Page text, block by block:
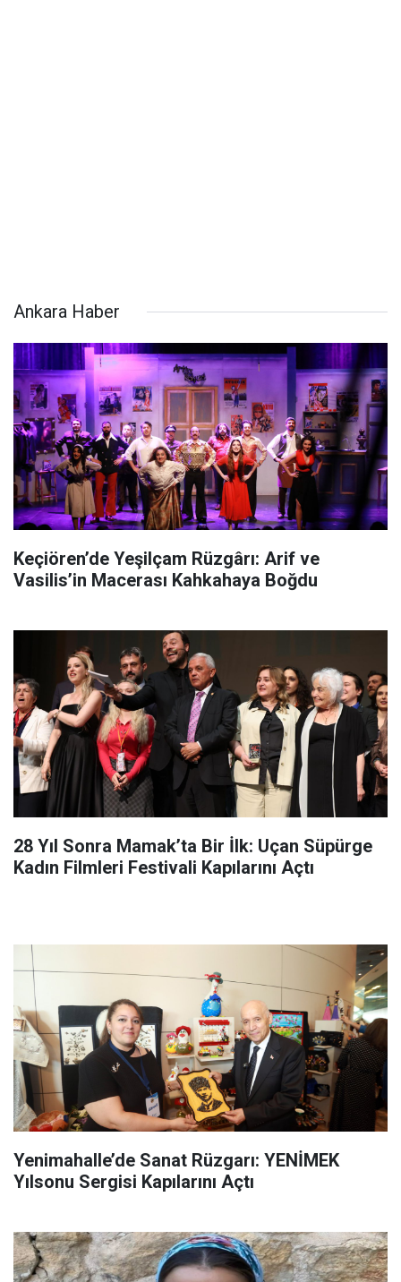
Ankara Haber
Keçiören’de Yeşilçam Rüzgârı: Arif ve
Vasilis’in Macerası Kahkahaya Boğdu
28 Yıl Sonra Mamak’ta Bir İlk: Uçan Süpürge
Kadın Filmleri Festivali Kapılarını Açtı
Yenimahalle’de Sanat Rüzgarı: YENİMEK
Yılsonu Sergisi Kapılarını Açtı